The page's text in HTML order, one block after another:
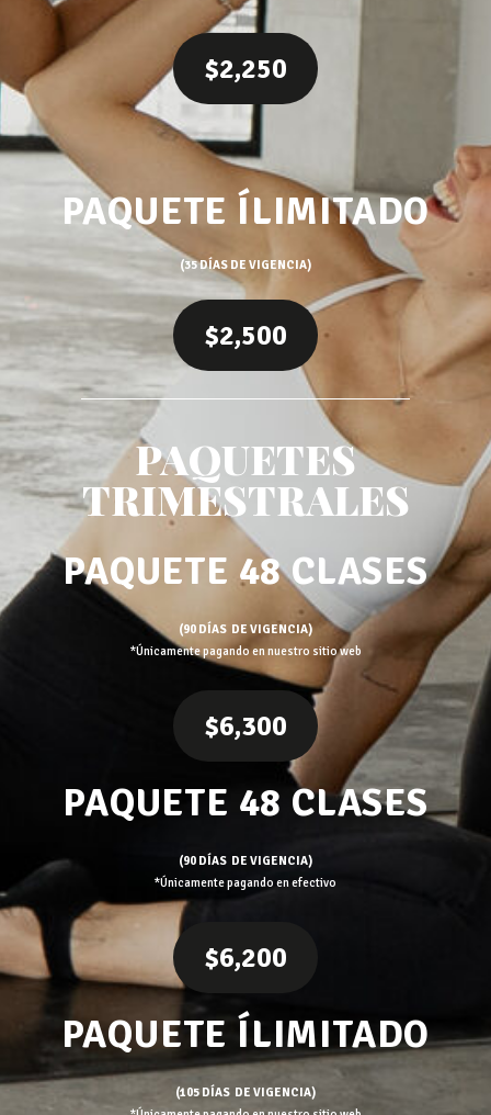
$2,250
PAQUETE ÍLIMITADO
(35 DÍAS DE VIGENCIA)
$2,500
PAQUETES
TRIMESTRALES
PAQUETE 48 CLASES
(90 DÍAS DE VIGENCIA)
*Únicamente pagando en nuestro sitio web
$6,300
PAQUETE 48 CLASES
(90 DÍAS DE VIGENCIA)
*Únicamente pagando en efectivo
$6,200
PAQUETE ÍLIMITADO
(105 DÍAS DE VIGENCIA)